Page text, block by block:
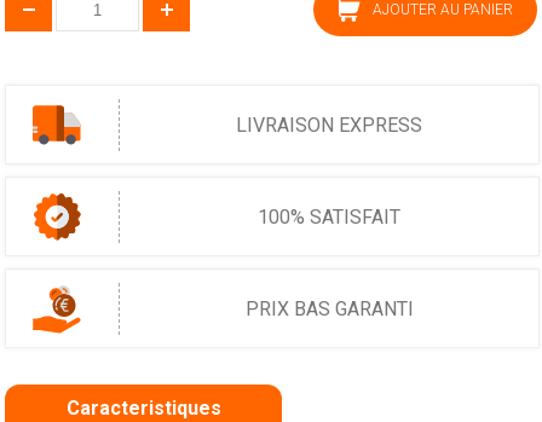
AJOUTER AU PANIER
LIVRAISON EXPRESS
100% SATISFAIT
PRIX BAS GARANTI
Caracteristiques